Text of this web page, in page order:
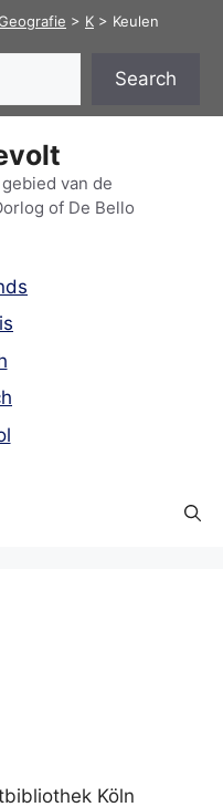
> K > Keulen
Search
van de
of De Bello
Köln